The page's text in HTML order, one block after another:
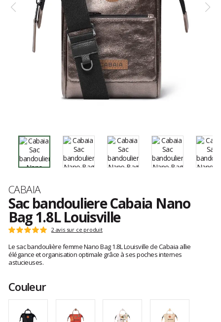
Marque
CABAIA
Sac bandouliere Cabaia Nano
Bag 1.8L Louisville
Les
clients
Note
:
5
sur
2 avis sur ce produit
Le sac bandoulière femme Nano Bag 1.8L Louisville de Cabaia allie
élégance et organisation optimale grâce à ses poches internes
astucieuses.
Couleur